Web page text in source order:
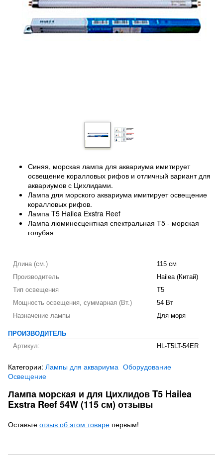
Синяя, морская лампа для аквариума имитирует
освещение коралловых рифов и отличный вариант для
аквариумов с Цихлидами.
Лампа для морского аквариума имитирует освещение
коралловых рифов.
Лампа T5 Hailea Exstra Reef
Лампа люминесцентная спектральная Т5 - морская
голубая
Длина (см.)
115 см
Производитель
Hailea (Китай)
Тип освещения
T5
Мощность освещения, суммарная (Вт.)
54 Вт
Назначение лампы
Для моря
ПРОИЗВОДИТЕЛЬ
Артикул:
HL-T5LT-54ER
Категории: Лампы для аквариума Оборудование
Освещение
Лампа морская и для Цихлидов T5 Hailea
Exstra Reef 54W (115 см) отзывы
Оставьте отзыв об этом товаре первым!